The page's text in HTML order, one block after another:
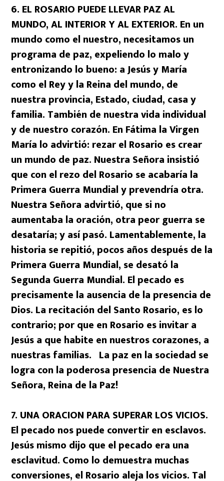
6. EL ROSARIO PUEDE LLEVAR PAZ AL
MUNDO, AL INTERIOR Y AL EXTERIOR. En un
mundo como el nuestro, necesitamos un
programa de paz, expeliendo lo malo y
entronizando lo bueno: a Jesús y María
como el Rey y la Reina del mundo, de
nuestra provincia, Estado, ciudad, casa y
familia. También de nuestra vida individual
y de nuestro corazón. En Fátima la Virgen
María lo advirtió: rezar el Rosario es crear
un mundo de paz. Nuestra Señora insistió
que con el rezo del Rosario se acabaría la
Primera Guerra Mundial y prevendría otra.
Nuestra Señora advirtió, que si no
aumentaba la oración, otra peor guerra se
desataría; y así pasó. Lamentablemente, la
historia se repitió, pocos años después de la
Primera Guerra Mundial, se desató la
Segunda Guerra Mundial. El pecado es
precisamente la ausencia de la presencia de
Dios. La recitación del Santo Rosario, es lo
contrario; por que en Rosario es invitar a
Jesús a que habite en nuestros corazones, a
nuestras familias. La paz en la sociedad se
logra con la poderosa presencia de Nuestra
Señora, Reina de la Paz!
7. UNA ORACION PARA SUPERAR LOS VICIOS.
El pecado nos puede convertir en esclavos.
Jesús mismo dijo que el pecado era una
esclavitud. Como lo demuestra muchas
conversiones, el Rosario aleja los vicios. Tal